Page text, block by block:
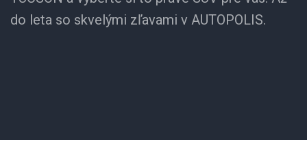
do leta so skvelými zľavami v AUTOPOLIS.